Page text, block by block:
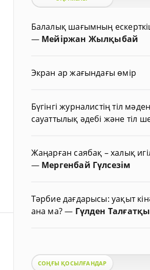
Балалық шағымның
— Мейіржан Жылқыбай
Экран ар жағындағы өмір
Бүгінгі журналистің тіл
сауаттылық әдебі және тіл
Жаңарған саябақ – халық
— Мергенбай Гүлсезім
Тәрбие дағдарысы: уақыт
ана ма?— Гүлден
СОҢҒЫ ҚОСЫЛҒАНДАР